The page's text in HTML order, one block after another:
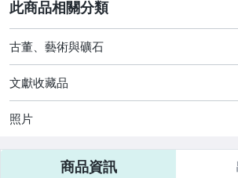
圖書/影音/文具
成人專區
古董、藝術與礦石
玩具、模型與公仔
電玩遊戲與主機
古董、藝術與礦石
文獻收藏品
照片
商品資訊